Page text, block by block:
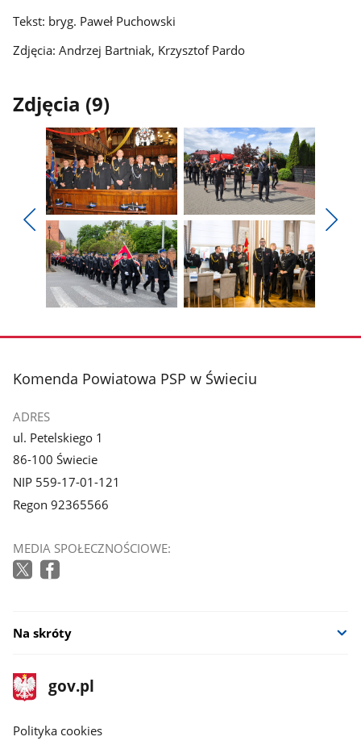
Tekst: bryg. Paweł Puchowski
Zdjęcia:Andrzej Bartniak, Krzysztof Pardo
Zdjęcia (9)
Pokaż
poprzednie
zdjęcia
Pokaż
zdjęcie
1
z
galerii.
Pokaż
zdjęcie
2
z
galerii.
zdjęcie
galerii.
zdjęcie
galerii.
stopka
Komenda Powiatowa PSP w Świeciu
ADRES
ul. Petelskiego 1
86-100 Świecie
NIP 559-17-01-121
Regon 92365566
MEDIA SPOŁECZNOŚCIOWE:
Na skróty
stopka
gov.pl
Strona
gov.pl
gov.pl
Polityka cookies